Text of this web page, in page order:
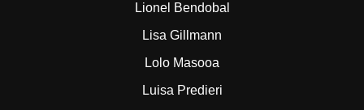
Lionel Bendobal
Lisa Gillmann
Lolo Masooa
Luisa Predieri